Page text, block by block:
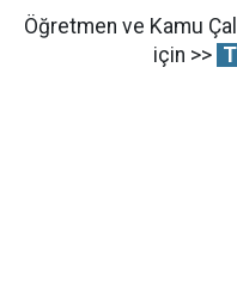
Öğretmen ve Kamu
için >>